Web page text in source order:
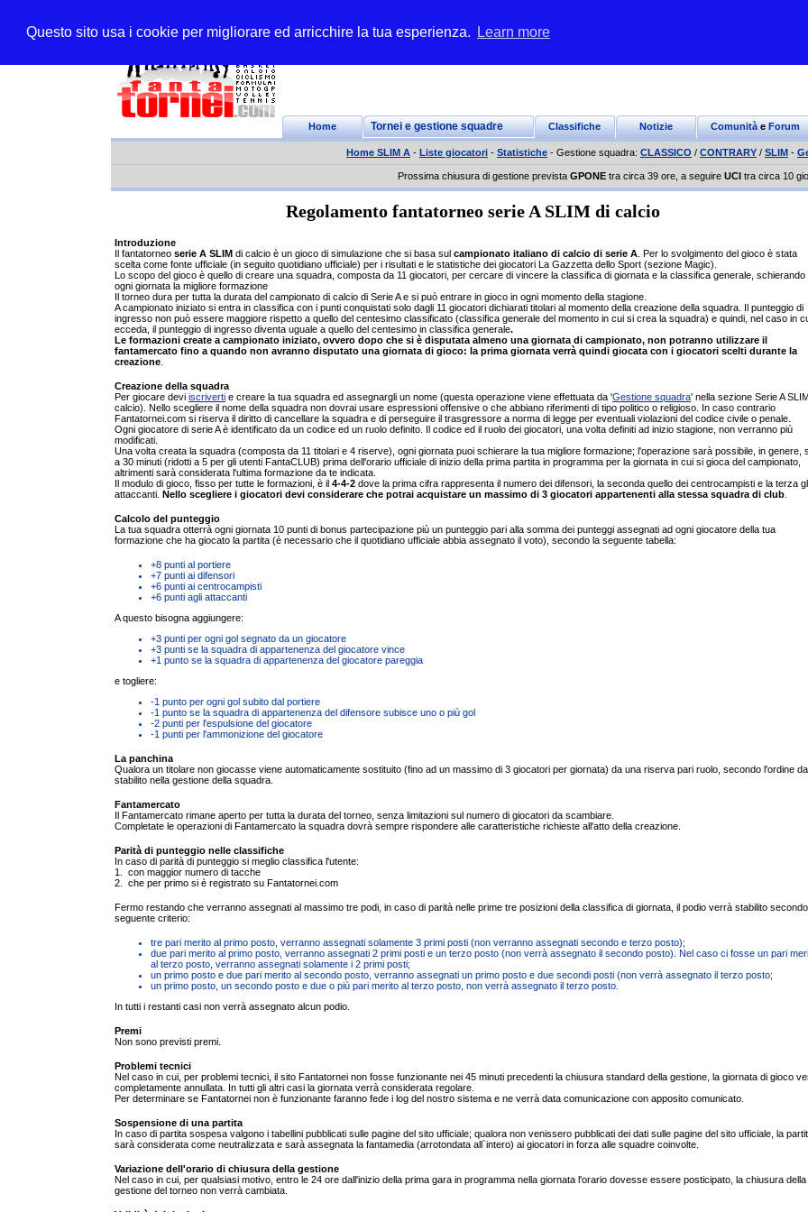
Questo sito usa i cookie per migliorare ed arricchire la tua esperienza. Learn more
Home Tornei e gestione squadre Classifiche Notizie Comunitàe Forum
Home SLIM A - Liste giocatori - Statistiche - Gestione squadra: CLASSICO / CONTRARY / SLIM -
Prossima chiusura di gestione prevista GPONE tra circa 39 ore, a seguire UCI tra circa 10
Regolamento fantatorneo serie A SLIM di calcio
Introduzione
Il fantatorneo serie A SLIM di calcio è un gioco di simulazione che si basa sul campionato italiano di calcio di serie A . Per lo svolgimento del gioco è stata
scelta come fonte ufficiale (in seguito quotidiano ufficiale) per i risultati e le statistiche dei giocatori La Gazzetta dello Sport (sezione Magic).
Lo scopo del gioco è quello di creare una squadra, composta da 11 giocatori, per cercare di vincere la classifica di giornata e la classifica generale, schierando
ogni giornata la migliore formazione
Il torneo dura per tutta la durata del campionato di calcio di Serie A e si può entrare in gioco in ogni momento della stagione.
A campionato iniziato si entra in classifica con i punti conquistati solo dagli 11 giocatori dichiarati titolari al momento della creazione della squadra. Il punteggio di
ingresso non può essere maggiore rispetto a quello del centesimo classificato (classifica generale del momento in cui si crea la squadra) e quindi, nel caso in
ecceda, il punteggio di ingresso diventa uguale a quello del centesimo in classifica generale.
Le formazioni create a campionato iniziato, ovvero dopo che si è disputata almeno una giornata di campionato, non potranno utilizzare il
fantamercato fino a quando non avranno disputato una giornata di gioco: la prima giornata verrà quindi giocata con i giocatori scelti durante la
creazione
Creazione della squadra
Per giocare devi iscriverti e creare la tua squadra ed assegnargli un nome (questa operazione viene effettuata da 'Gestione squadra' nella sezione Serie A
calcio). Nello scegliere il nome della squadra non dovrai usare espressioni offensive o che abbiano riferimenti di tipo politico o religioso. In caso contrario
Fantatornei.com si riserva il diritto di cancellare la squadra e di perseguire il trasgressore a norma di legge per eventuali violazioni del codice civile o penale.
Ogni giocatore di serie A è identificato da un codice ed un ruolo definito. Il codice ed il ruolo dei giocatori, una volta definiti ad inizio stagione, non verranno più
modificati.
Una volta creata la squadra (composta da 11 titolari e 4 riserve), ogni giornata puoi schierare la tua migliore formazione; l'operazione sarà possibile, in genere,
a 30 minuti (ridotti a 5 per gli utenti FantaCLUB) prima dell'orario ufficiale di inizio della prima partita in programma per la giornata in cui si gioca del campionato,
altrimenti sarà considerata l'ultima formazione da te indicata.
Il modulo di gioco, fisso per tutte le formazioni, è il 4-4-2 dove la prima cifra rappresenta il numero dei difensori, la seconda quello dei centrocampisti e la terza
attaccanti. Nello scegliere i giocatori devi considerare che potrai acquistare un massimo di 3 giocatori appartenenti alla stessa squadra di club
Calcolo del punteggio
La tua squadra otterrà ogni giornata 10 punti di bonus partecipazione più un punteggio pari alla somma dei punteggi assegnati ad ogni giocatore della tua
formazione che ha giocato la partita (è necessario che il quotidiano ufficiale abbia assegnato il voto), secondo la seguente tabella:
+8 punti al portiere
+7 punti ai difensori
+6 punti ai centrocampisti
+6 punti agli attaccanti
A questo bisogna aggiungere:
+3 punti per ogni gol segnato da un giocatore
+3 punti se la squadra di appartenenza del giocatore vince
+1 punto se la squadra di appartenenza del giocatore pareggia
e togliere:
-1 punto per ogni gol subito dal portiere
-1 punto se la squadra di appartenenza del difensore subisce uno o più gol
-2 punti per l'espulsione del giocatore
-1 punti per l'ammonizione del giocatore
La panchina
Qualora un titolare non giocasse viene automaticamente sostituito (fino ad un massimo di 3 giocatori per giornata) da una riserva pari ruolo, secondo l'ordine
stabilito nella gestione della squadra.
Fantamercato
Il Fantamercato rimane aperto per tutta la durata del torneo, senza limitazioni sul numero di giocatori da scambiare.
Completate le operazioni di Fantamercato la squadra dovrà sempre rispondere alle caratteristiche richieste all'atto della creazione.
Parità di punteggio nelle classifiche
In caso di parità di punteggio si meglio classifica l'utente:
1. con maggior numero di tacche
2. che per primo si è registrato su Fantatornei.com
Fermo restando che verranno assegnati al massimo tre podi, in caso di parità nelle prime tre posizioni della classifica di giornata, il podio verrà stabilito
seguente criterio:
tre pari merito al primo posto, verranno assegnati solamente 3 primi posti (non verranno assegnati secondo e terzo posto);
due pari merito al primo posto, verranno assegnati 2 primi posti e un terzo posto (non verrà assegnato il secondo posto). Nel caso ci fosse un pari
al terzo posto, verranno assegnati solamente i 2 primi posti;
un primo posto e due pari merito al secondo posto, verranno assegnati un primo posto e due secondi posti (non verrà assegnato il terzo posto;
un primo posto, un secondo posto e due o più pari merito al terzo posto, non verrà assegnato il terzo posto.
In tutti i restanti casi non verrà assegnato alcun podio.
Premi
Non sono previsti premi.
Problemi tecnici
Nel caso in cui, per problemi tecnici, il sito Fantatornei non fosse funzionante nei 45 minuti precedenti la chiusura standard della gestione, la giornata di gioco
completamente annullata. In tutti gli altri casi la giornata verrà considerata regolare.
Per determinare se Fantatornei non è funzionante faranno fede i log del nostro sistema e ne verrà data comunicazione con apposito comunicato.
Sospensione di una partita
In caso di partita sospesa valgono i tabellini pubblicati sulle pagine del sito ufficiale; qualora non venissero pubblicati dei dati sulle pagine del sito ufficiale, la
sarà considerata come neutralizzata e sarà assegnata la fantamedia (arrotondata all`intero) ai giocatori in forza alle squadre coinvolte.
Variazione dell'orario di chiusura della gestione
Nel caso in cui, per qualsiasi motivo, entro le 24 ore dall'inizio della prima gara in programma nella giornata l'orario dovesse essere posticipato, la chiusura della
gestione del torneo non verrà cambiata.